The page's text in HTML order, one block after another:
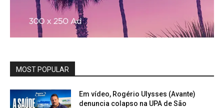
MOST POPULAR
Em vídeo, Rogério Ulysses (Avante)
denuncia colapso na UPA de São